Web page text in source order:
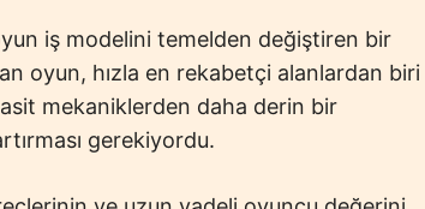
iş modelini temelden değiştiren bir
oyun, hızla en rekabetçi alanlardan biri
mekaniklerden daha derin bir
gerekiyordu.